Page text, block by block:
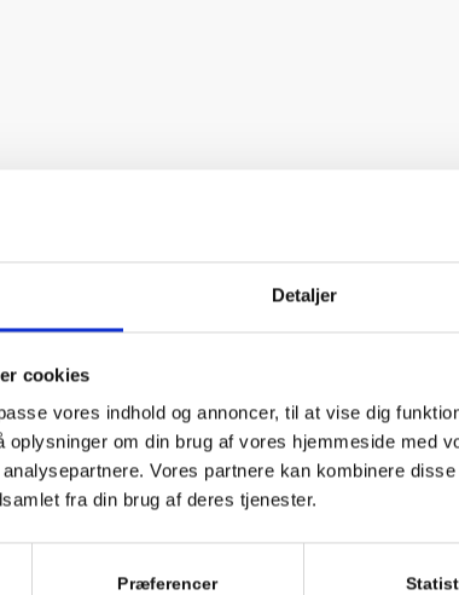
Detaljer
cookies
vores indhold og annoncer, til at vise dig
oplysninger om din brug af vores hjemmeside med
Vores partnere kan kombinere
fra din brug af deres tjenester.
Præferencer
og hygger sammen